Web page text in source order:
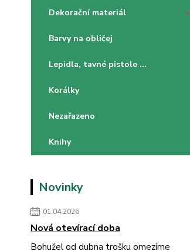
Dekorační materiál
Barvy na obličej
Lepidla, tavné pistole ...
Korálky
Nezařazeno
Knihy
Novinky
01.04.2026
Nová otevírací doba
Bohužel od dubna trošku omezíme